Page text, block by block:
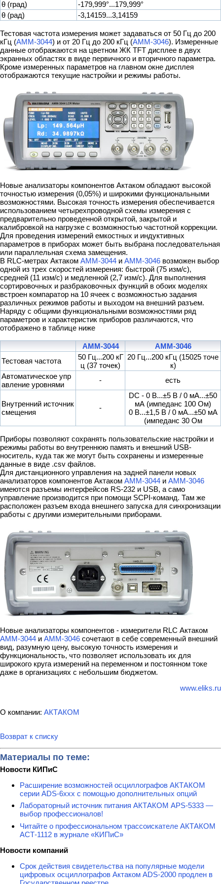
θ (град)
-179,999°...179,999°
θ (рад)
-3,14159...3,14159
Тестовая частота измерения может задаваться от 50 Гц до 200
кГц (АММ-3044) и от 20 Гц до 200 кГц (АММ-3046). Измеренные
данные отображаются на цветном ЖК TFT дисплее в двух
экранных областях в виде первичного и вторичного параметра.
Кроме измеренных параметров на главном окне дисплея
отображаются текущие настройки и режимы работы.
Новые анализаторы компонентов Актаком обладают высокой
точностью измерения (0,05%) и широкими функциональными
возможностями. Высокая точность измерения обеспечивается
использованием четырехпроводной схемы измерения с
предварительно проведенной открытой, закрытой и
калибровкой на нагрузке с возможностью частотной коррекции.
Для проведения измерений емкостных и индуктивных
параметров в приборах может быть выбрана последовательная
или параллельная схема замещения.
В RLC-метрах Актаком АММ-3044 и АММ-3046 возможен выбор
одной из трех скоростей измерения: быстрой (75 изм/с),
средней (11 изм/с) и медленной (2,7 изм/с). Для выполнения
сортировочных и разбраковочных функций в обоих моделях
встроен компаратор на 10 ячеек с возможностью задания
различных режимов работы и выходом на внешний разъем.
Наряду с общими функциональными возможностями ряд
параметров и характеристик приборов различаются, что
отображено в таблице ниже
АММ-3044
АММ-3046
Тестовая частота
50 Гц...200 кГ
ц (37 точек)
20 Гц...200 кГц (15025 точе
к)
Автоматическое упр
авление уровнями
- есть
Внутренний источник
смещения
-
DC - 0 В...±5 В / 0 мА...±50
мА (импеданс 100 Ом)
0 В...±1,5 В / 0 мА...±50 мА
(импеданс 30 Ом
Приборы позволяют сохранять пользовательские настройки и
режимы работы во внутреннюю память и внешний USB-
носитель, куда так же могут быть сохранены и измеренные
данные в виде .csv файлов.
Для дистанционного управления на задней панели новых
анализаторов компонентов Актаком АММ-3044 и АММ-3046
имеются разъемы интерфейсов RS-232 и USB, а само
управление производится при помощи SCPI-команд. Там же
расположен разъем входа внешнего запуска для синхронизации
работы с другими измерительными приборами.
Новые анализаторы компонентов - измерители RLC Актаком
АММ-3044 и АММ-3046 сочетают в себе современный внешний
вид, разумную цену, высокую точность измерения и
функциональность, что позволяет использовать их для
широкого круга измерений на переменном и постоянном токе
даже в организациях с небольшим бюджетом.
www.eliks.ru
О компании: АКТАКОМ
Возврат к списку
Материалы по теме:
Новости КИПиС
Расширение возможностей осциллографов АКТАКОМ
серии ADS-6ххх с помощью дополнительных опций
Лабораторный источник питания АКТАКОМ APS-5333 —
выбор профессионалов!
Читайте о профессиональном трассоискателе АКТАКОМ
АСТ-1112 в журнале «КИПиС»
Новости компаний
Срок действия свидетельства на популярные модели
цифровых осциллографов Актаком ADS-2000 продлен в